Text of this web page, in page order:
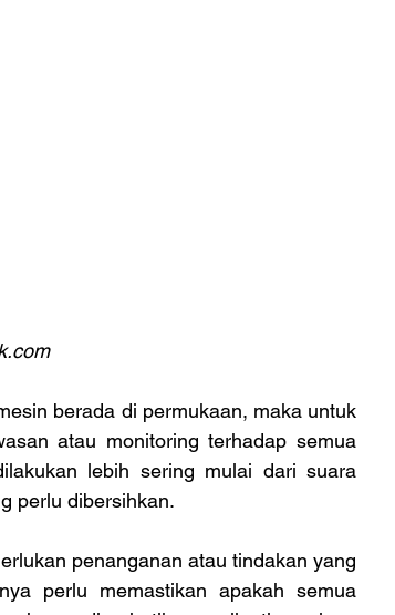
berada di permukaan, maka untuk
atau monitoring terhadap semua
lebih sering mulai dari suara
perlu dibersihkan.
penanganan atau tindakan yang
perlu memastikan apakah semua